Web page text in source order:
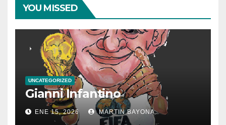
YOU MISSED
UNCATEGORIZED
Gianni Infantino
ENE 15, 2026 MARTIN BAYONA